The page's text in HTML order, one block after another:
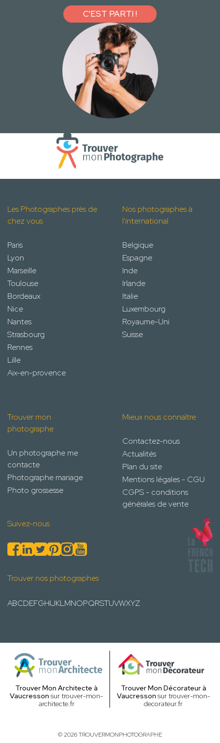
C'EST PARTI !
Les Photographes près de
chez vous
Paris
Lyon
Marseille
Toulouse
Bordeaux
Nice
Nantes
Strasbourg
Rennes
Lille
Aix-en-provence
Nos photographes à
l'international
Belgique
Espagne
Inde
Irlande
Italie
Luxembourg
Royaume-Uni
Suisse
Trouver mon
photographe
Un photographe me
contacte
Photographe mariage
Photo grossesse
Mieux nous connaître
Contactez-nous
Actualités
Plan du site
Mentions légales - CGU
CGPS - conditions
générales de vente
Suivez-nous
Trouver nos photographes
ABCDEFGHIJKLMNOPQRSTUVWXYZ
Trouver Mon Architecte à
Vaucresson sur trouver-mon-
architecte.fr
Trouver Mon Décorateur à
Vaucresson sur trouver-mon-
decorateur.fr
© 2026 TROUVERMONPHOTOGRAPHE